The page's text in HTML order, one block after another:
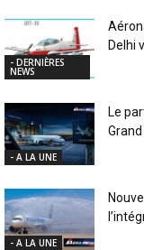
- DERNIÈRES
NEWS
Delhi
- A LA UNE
Le
Grand
- A LA UNE